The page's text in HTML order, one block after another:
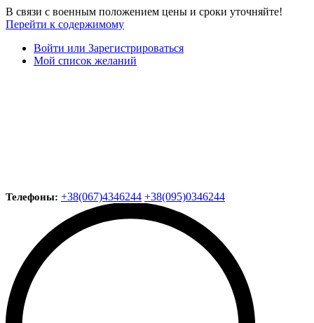
В связи с военным положением цены и сроки уточняйте!
Перейти к содержимому
Войти или Зарегистрироваться
Мой список желаний
Телефоны: +38(067)4346244 +38(095)0346244